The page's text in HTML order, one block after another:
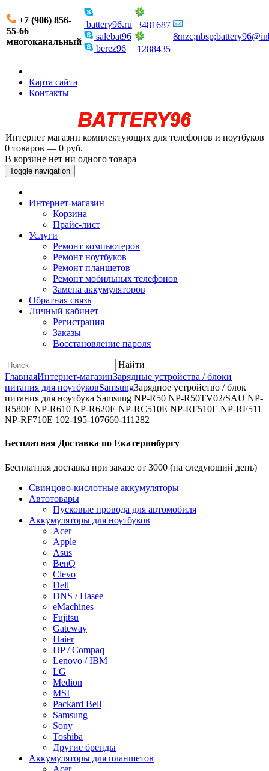
+7 (906) 856-
55-66
многоканальный
battery96.ru
salebat96
berez96
3481687
1288435
Карта сайта
Контакты
Интернет магазин комплектующих для телефонов и ноутбуков
0 товаров — 0 руб.
В корзине нет ни одного товара
Toggle navigation
Интернет-магазин
Корзина
Прайс-лист
Услуги
Ремонт компьютеров
Ремонт ноутбуков
Ремонт планшетов
Ремонт мобильных телефонов
Замена аккумуляторов
Обратная связь
Личный кабинет
Регистрация
Заказы
Восстановление пароля
Найти
ГлавнаяИнтернет-магазинЗарядные устройства / блоки
питания для ноутбуковSamsungЗарядное уcтройство / блок
питания для ноутбука Samsung NP-R50 NP-R50TV02/SAU NP-
R580E NP-R610 NP-R620E NP-RC510E NP-RF510E NP-RF511
NP-RF710E 102-195-107660-111282
Бесплатная Доставка по Екатеринбургу
Бесплатная доставка при заказе от 3000 (на следующий день)
Cвинцово-кислотные аккумуляторы
Автотовары
Пусковые провода для автомобиля
Аккумуляторы для ноутбуков
Acer
Apple
Asus
BenQ
Clevo
Dell
DNS / Hasee
eMachines
Fujitsu
Gateway
Haier
HP / Compaq
Lenovo / IBM
LG
Medion
MSI
Packard Bell
Samsung
Sony
Toshiba
Другие бренды
Аккумуляторы для планшетов
Acer